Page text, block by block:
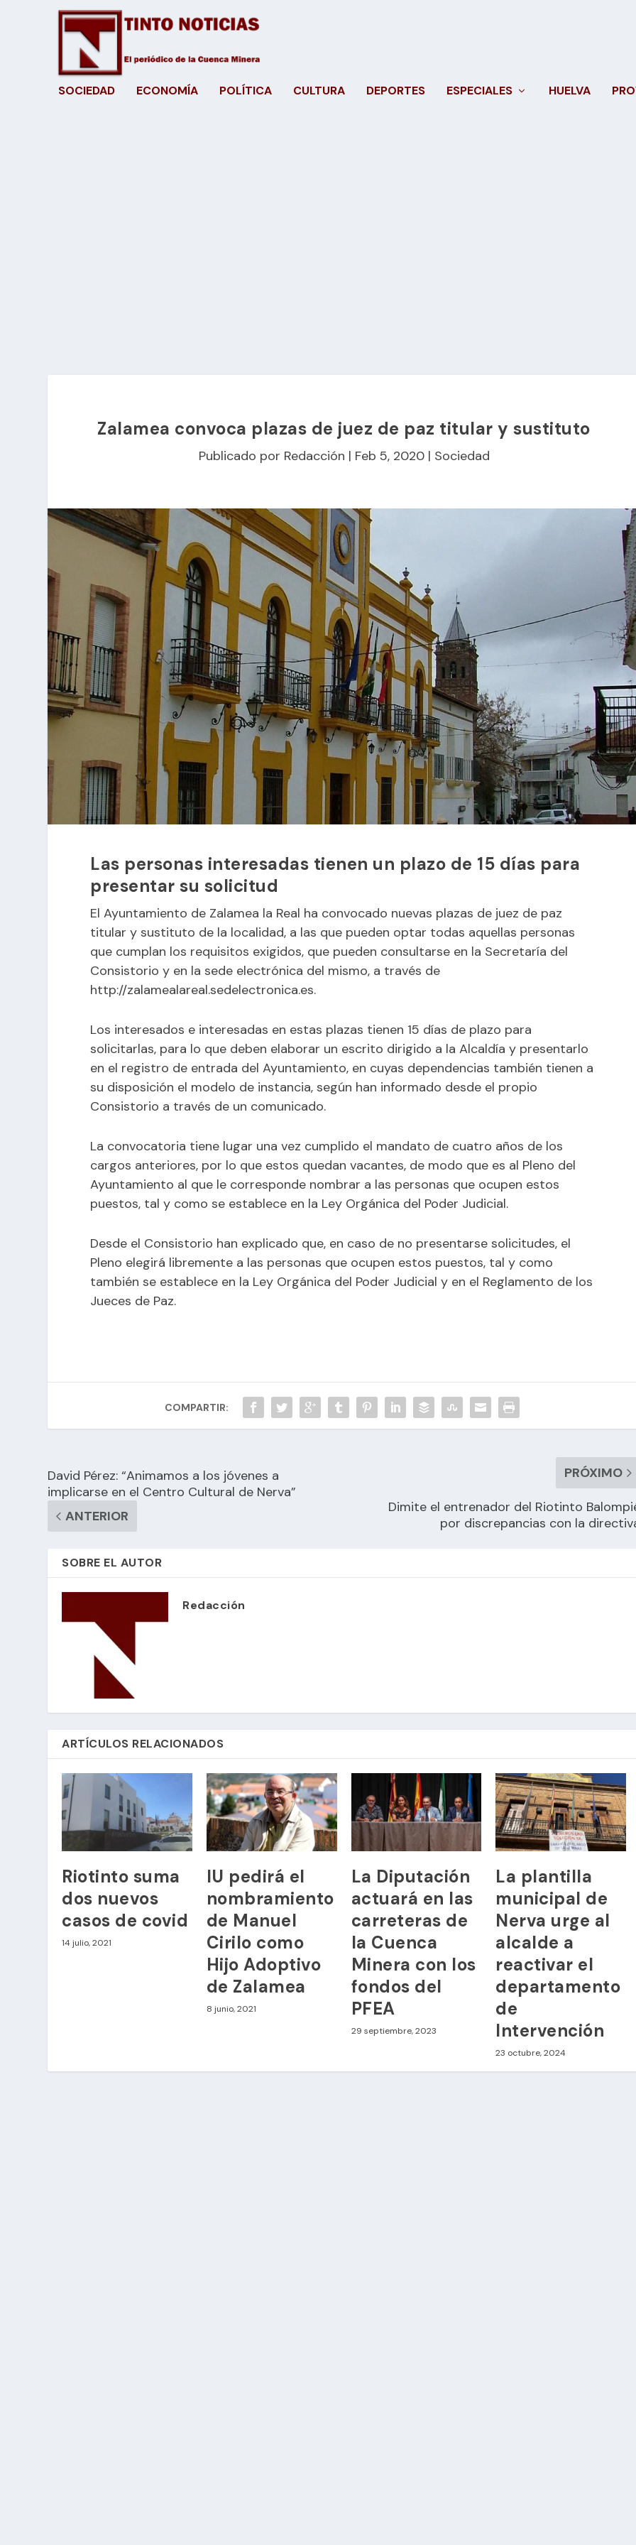
SOCIEDAD ECONOMÍA POLÍTICA CULTURA DEPORTES ESPECIALES HUELVA
Zalamea convoca plazas de juez de paz titular y sustituto
Publicado por Redacción | Feb 5, 2020| Sociedad
Las personas interesadas tienen un plazo de 15 días para
presentar su solicitud
El Ayuntamiento de Zalamea la Real ha convocado nuevas plazas de juez de paz
titular y sustituto de la localidad, a las que pueden optar todas aquellas personas
que cumplan los requisitos exigidos, que pueden consultarse en la Secretaría del
Consistorio y en la sede electrónica del mismo, a través de
http://zalamealareal.sedelectronica.es.
Los interesados e interesadas en estas plazas tienen 15 días de plazo para
solicitarlas, para lo que deben elaborar un escrito dirigido a la Alcaldía y presentarlo
en el registro de entrada del Ayuntamiento, en cuyas dependencias también tienen a
su disposición el modelo de instancia, según han informado desde el propio
Consistorio a través de un comunicado.
La convocatoria tiene lugar una vez cumplido el mandato de cuatro años de los
cargos anteriores, por lo que estos quedan vacantes, de modo que es al Pleno del
Ayuntamiento al que le corresponde nombrar a las personas que ocupen estos
puestos, tal y como se establece en la Ley Orgánica del Poder Judicial.
Desde el Consistorio han explicado que, en caso de no presentarse solicitudes, el
Pleno elegirá libremente a las personas que ocupen estos puestos, tal y como
también se establece en la Ley Orgánica del Poder Judicial y en el Reglamento de los
Jueces de Paz.
COMPARTIR:
David Pérez: “Animamos a los jóvenes a
implicarse en el Centro Cultural de Nerva”
ANTERIOR
PRÓXIMO
Dimite el entrenador del Riotinto
por discrepancias con la
SOBRE EL AUTOR
Redacción
ARTÍCULOS RELACIONADOS
Riotinto suma
dos nuevos
casos de covid
14 julio, 2021
IU pedirá el
nombramiento
de Manuel
Cirilo como
Hijo Adoptivo
de Zalamea
8 junio, 2021
La Diputación
actuará en las
carreteras de
la Cuenca
Minera con los
fondos del
PFEA
29 septiembre, 2023
La plantilla
municipal de
Nerva urge al
alcalde a
reactivar el
departamento
de
Intervención
23 octubre, 2024